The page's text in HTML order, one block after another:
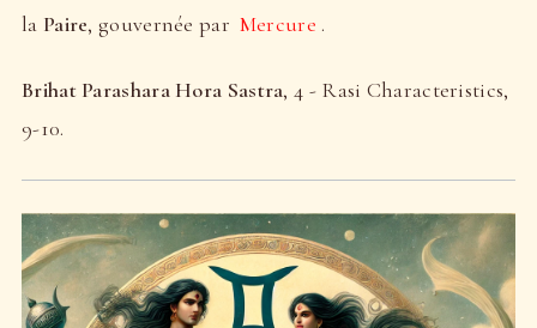
la Paire, gouvernée par Mercure .
Brihat Parashara Hora Sastra, 4 - Rasi Characteristics,
9-10.